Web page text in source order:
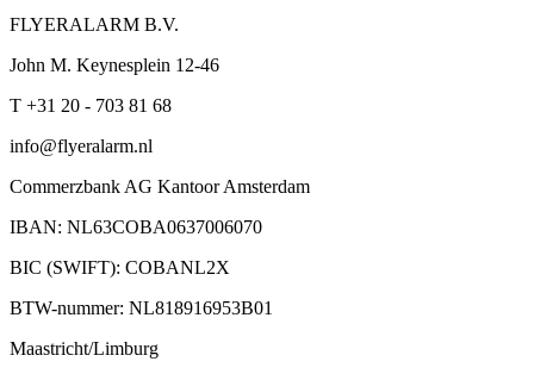
FLYERALARM B.V.
John M. Keynesplein 12-46
T +31 20 - 703 81 68
info@flyeralarm.nl
Commerzbank AG Kantoor Amsterdam
IBAN: NL63COBA0637006070
BIC (SWIFT): COBANL2X
BTW-nummer: NL818916953B01
Maastricht/Limburg